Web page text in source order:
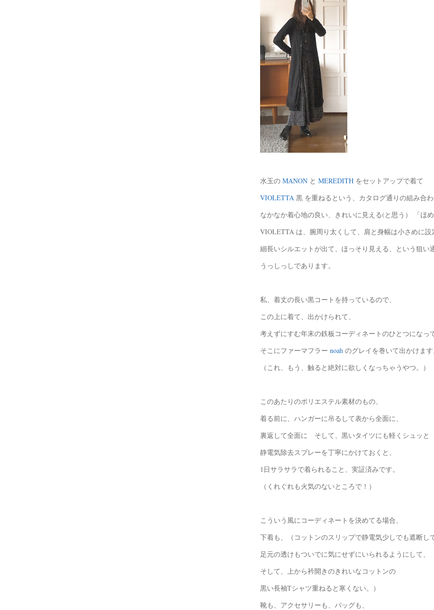
水玉の MANON と MEREDITH をセットアップで着て
VIOLETTA 黒 を重ねるという、カタログ通りの組み合
なかなか着心地の良い、きれいに見える(と思う） 「ほ
VIOLETTA は、腕周り太くして、肩と身幅は小さめに設
細長いシルエットが出て、ほっそり見える、という狙い
うっしっしであります。
私、着丈の長い黒コートを持っているので、
この上に着て、出かけられて、
考えずにすむ年末の鉄板コーディネートのひとつになっ
そこにファーマフラー noah のグレイを巻いて出かけます
（これ、もう、触ると絶対に欲しくなっちゃうやつ。）
このあたりのポリエステル素材のもの、
着る前に、ハンガーに吊るして表から全面に、
裏返して全面に そして、黒いタイツにも軽くシュッと
静電気除去スプレーを丁寧にかけておくと、
1日サラサラで着られること、実証済みです。
（くれぐれも火気のないところで！）
こういう風にコーディネートを決めてる場合、
下着も、（コットンのスリップで静電気少しでも遮断して
足元の透けもついでに気にせずにいられるようにして、
そして、上から衿開きのきれいなコットンの
黒い長袖Tシャツ重ねると寒くない。）
靴も、アクセサリーも、バッグも、